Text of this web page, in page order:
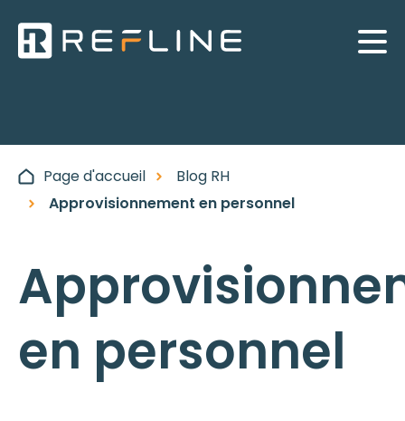
Page d'accueil
Blog RH
Approvisionnement en personnel
en personnel